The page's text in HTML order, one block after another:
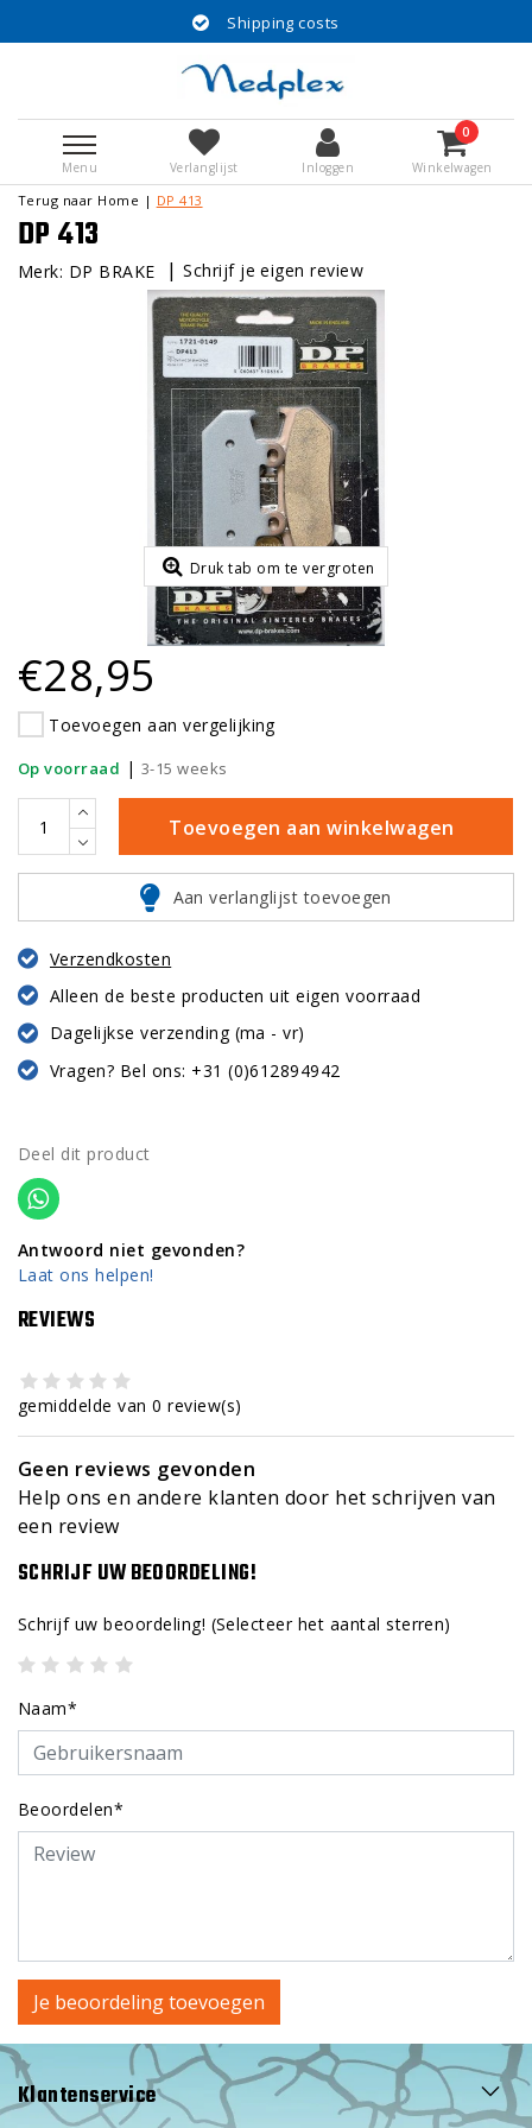
Shipping costs
Menu Verlanglijst Inloggen
0
Winkelwagen
Terug naar Home | DP 413
DP 413
Merk: DP BRAKE |Schrijf je eigen review
Druk tab om te vergroten
€28,95
Toevoegen aan vergelijking
Op voorraad | 3-15 weeks
Toevoegen aan winkelwagen
Aan verlanglijst toevoegen
Verzendkosten
Alleen de beste producten uit eigen voorraad
Dagelijkse verzending (ma - vr)
Vragen? Bel ons: +31 (0)612894942
Deel dit product
Antwoord niet gevonden?
Laat ons helpen!
REVIEWS
gemiddelde van 0 review(s)
Geen reviews gevonden
Help ons en andere klanten door het schrijven van
een review
SCHRIJF UW BEOORDELING!
Schrijf uw beoordeling! (Selecteer het aantal sterren)
Naam*
Beoordelen*
Je beoordeling toevoegen
Klantenservice